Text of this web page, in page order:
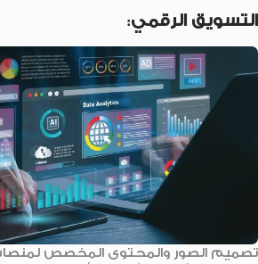
التسويق الرقمي:
تصميم الصور والمحتوى المخصص